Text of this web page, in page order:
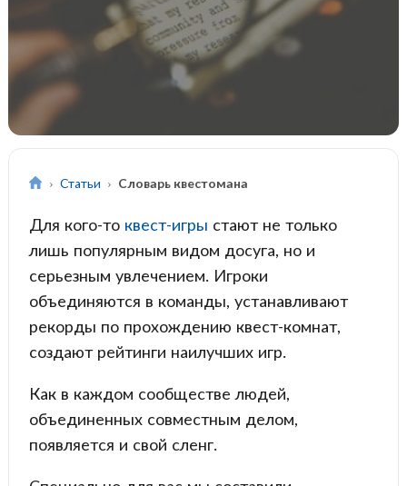
Статьи Словарь квестомана
Для кого-то квест-игры стают не только
лишь популярным видом досуга, но и
серьезным увлечением. Игроки
объединяются в команды, устанавливают
рекорды по прохождению квест-комнат,
создают рейтинги наилучших игр.
Как в каждом сообществе людей,
объединенных совместным делом,
появляется и свой сленг.